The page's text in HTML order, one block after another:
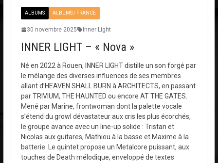
ALBUMS ALBUMS / FRANCE
30 novembre 2025 Inner Light
INNER LIGHT – « Nova »
Né en 2022 à Rouen, INNER LIGHT distille un son forgé par
le mélange des diverses influences de ses membres
allant d’HEAVEN SHALL BURN à ARCHITECTS, en passant
par TRIVIUM, THE HAUNTED ou encore AT THE GATES.
Mené par Marine, frontwoman dont la palette vocale
s’étend du growl dévastateur aux cris les plus écorchés,
le groupe avance avec un line-up solide : Tristan et
Nicolas aux guitares, Mathieu à la basse et Maxime à la
batterie. Le quintet propose un Metalcore puissant, aux
touches de Death mélodique, enveloppé de textes